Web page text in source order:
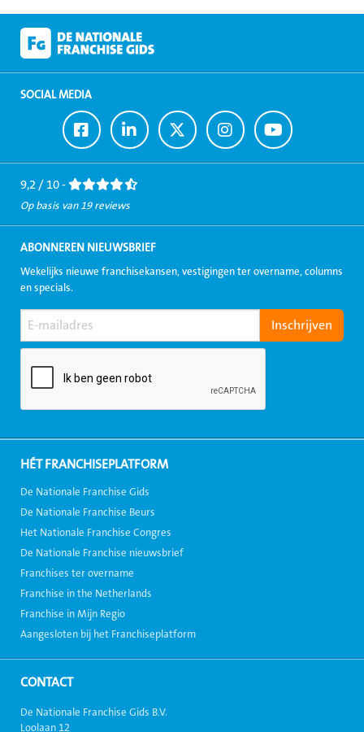
SOCIAL MEDIA
Ga
naar
Facebook
Ga
naar
LinkedIn
Ga
naar
Twitter
Ga
naar
Instagram
Ga
naar
Youtube
9,2 / 10 -
Op basis van 19 reviews
ABONNEREN NIEUWSBRIEF
Wekelijks nieuwe franchisekansen, vestigingen ter overname, columns
en specials.
HÉT FRANCHISEPLATFORM
De Nationale Franchise Gids
De Nationale Franchise Beurs
Het Nationale Franchise Congres
De Nationale Franchise nieuwsbrief
Franchises ter overname
Franchise in the Netherlands
Franchise in Mijn Regio
Aangesloten bij het Franchiseplatform
CONTACT
De Nationale Franchise Gids B.V.
Loolaan 12